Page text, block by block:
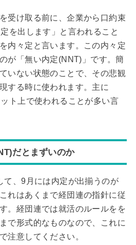
受け取る前に、企業から口約束
を出します」と言われること
内々定と言います。この内々定
が「無い内定(NNT)」です。簡
いない状態のことで、その悲観
する時に使われます。主に
ト上で使われることが多い言
だとまずいのか
て、9月には内定が出揃うのが
れはあくまで経団連の指針に従
。経団連では就活のルールをを
で形式的なものなので、これに
注意してください。